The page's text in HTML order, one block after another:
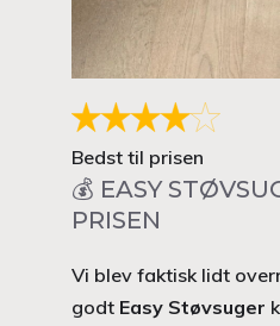
Bedst til prisen
💰 EASY
PRISEN
Vi blev faktisk lidt
godt Easy Støvsuger